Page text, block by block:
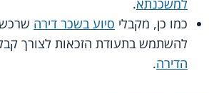
למשכנתא.
כמו כן, מקבלי סיוע בשכר דירה
להשתמש בתעודת הזכאות לצורך
הדירה.